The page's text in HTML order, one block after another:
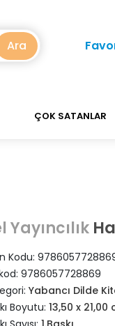
TL Üzeri
Ara
ÇOK SATANLAR
Yayıncılık
Kodu:
9786057728869
Yabancı Dilde
Boyutu: 13,50 x 21,00